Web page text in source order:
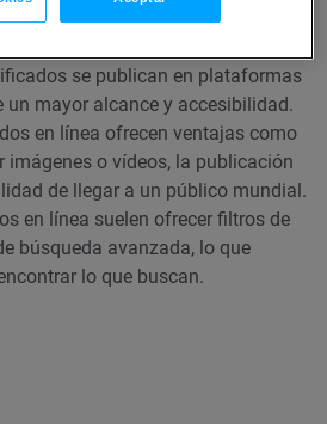
han evolucionado
se publican en plataformas
un mayor alcance y accesibilidad.
en línea ofrecen ventajas como
o vídeos, la publicación
de llegar a un público mundial.
en línea suelen ofrecer filtros de
búsqueda avanzada, lo que
lo que buscan.